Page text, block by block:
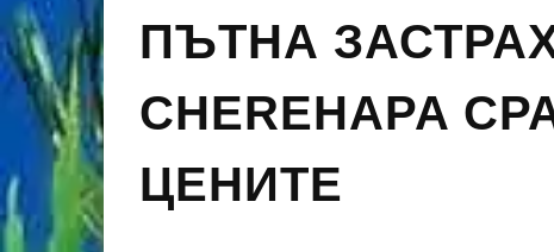
ПЪТНА
CHEREHAPA
ЦЕНИТЕ